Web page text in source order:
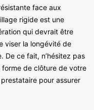
face aux
rigide est une
qui devrait être
viser la longévité de
ce fait, n’hésitez pas
de clôture de votre
pour assurer